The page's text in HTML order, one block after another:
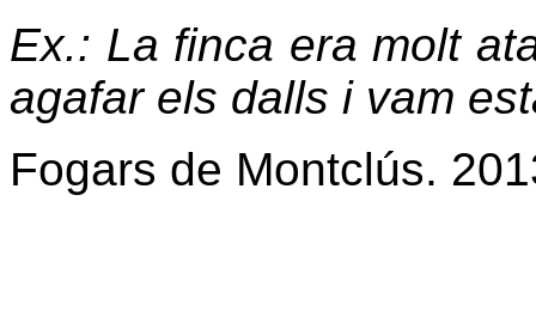
Ex.: La finca era molt
agafar els dalls i vam
Fogars de Montclús.